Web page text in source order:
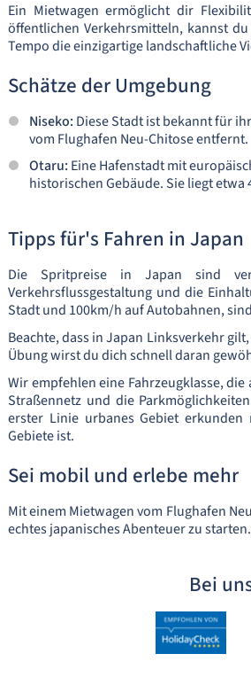
Ein Mietwagen ermöglicht dir
öffentlichen Verkehrsmitteln, kannst
Tempo die einzigartige landschaftliche
Schätze der Umgebung
Niseko: Diese Stadt ist bekannt für
vom Flughafen Neu-Chitose entfernt.
Otaru: Eine Hafenstadt mit
historischen Gebäude. Sie liegt
Tipps für's Fahren in Japan
Die Spritpreise in Japan sind
Verkehrsflussgestaltung und die
Stadt und 100km/h auf Autobahnen,
Beachte, dass in Japan Linksverkehr
Übung wirst du dich schnell daran
Wir empfehlen eine Fahrzeugklasse,
Straßennetz und die
erster Linie urbanes Gebiet
Gebiete ist.
Sei mobil und erlebe mehr
Mit einem Mietwagen vom Flughafen
echtes japanisches Abenteuer zu
Bei